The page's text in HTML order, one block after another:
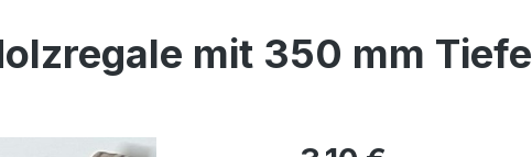
mit 350 mm Tiefe
Regulärer Preis: